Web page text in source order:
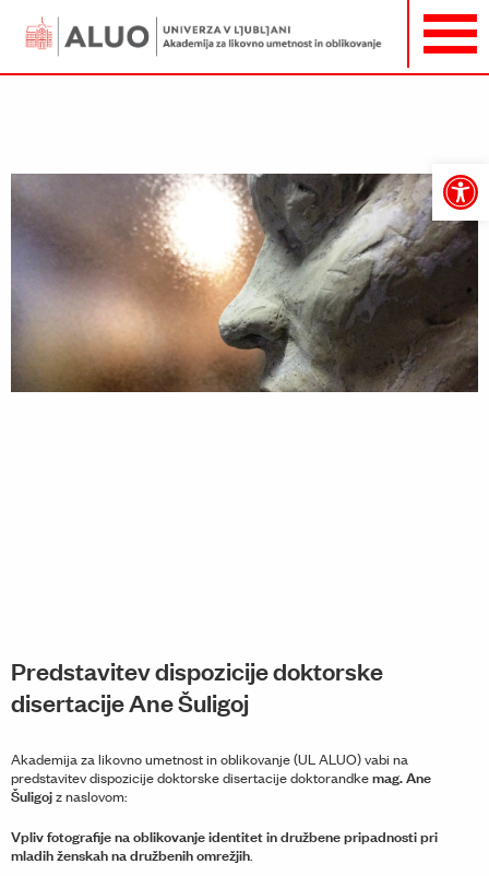
Open
toolbar
Predstavitev dispozicije doktorske
disertacije Ane Šuligoj
Akademija za likovno umetnost in oblikovanje (UL ALUO) vabi na
predstavitev dispozicije doktorske disertacije doktorandkemag. Ane
Šuligojz naslovom:
Vpliv fotografije na oblikovanje identitet in družbene pripadnosti pri
mladih ženskah na družbenih omrežjih.